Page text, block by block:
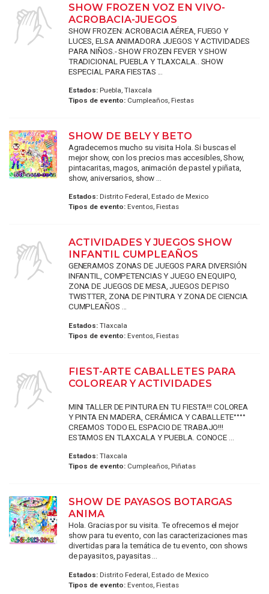
SHOW FROZEN VOZ EN VIVO-
ACROBACIA-JUEGOS
SHOW FROZEN: ACROBACIA AÉREA, FUEGO Y
LUCES, ELSA ANIMADORA JUEGOS Y ACTIVIDADES
PARA NIÑOS.- SHOW FROZEN FEVER Y SHOW
TRADICIONAL PUEBLA Y TLAXCALA.. SHOW
ESPECIAL PARA FIESTAS ...
Estados:Puebla, Tlaxcala
Tipos de evento:Cumpleaños, Fiestas
SHOW DE BELY Y BETO
Agradecemos mucho su visita Hola. Si buscas el
mejor show, con los precios mas accesibles, Show,
pintacaritas, magos, animación de pastel y piñata,
show, aniversarios, show ...
Estados:Distrito Federal, Estado de Mexico
Tipos de evento:Eventos, Fiestas
ACTIVIDADES Y JUEGOS SHOW
INFANTIL CUMPLEAÑOS
GENERAMOS ZONAS DE JUEGOS PARA DIVERSIÓN
INFANTIL, COMPETENCIAS Y JUEGO EN EQUIPO,
ZONA DE JUEGOS DE MESA, JUEGOS DE PISO
TWISTTER, ZONA DE PINTURA Y ZONA DE CIENCIA.
CUMPLEAÑOS ...
Estados:Tlaxcala
Tipos de evento:Eventos, Fiestas
FIEST-ARTE CABALLETES PARA
COLOREAR Y ACTIVIDADES
MINI TALLER DE PINTURA EN TU FIESTA!!! COLOREA
Y PINTA EN MADERA, CERÁMICA Y CABALLETE°°°°
CREAMOS TODO EL ESPACIO DE TRABAJO!!!
ESTAMOS EN TLAXCALA Y PUEBLA. CONOCE ...
Estados:Tlaxcala
Tipos de evento:Cumpleaños, Piñatas
SHOW DE PAYASOS BOTARGAS
ANIMA
Hola. Gracias por su visita. Te ofrecemos el mejor
show para tu evento, con las caracterizaciones mas
divertidas para la temática de tu evento, con shows
de payasitos, payasitas ...
Estados:Distrito Federal, Estado de Mexico
Tipos de evento:Eventos, Fiestas